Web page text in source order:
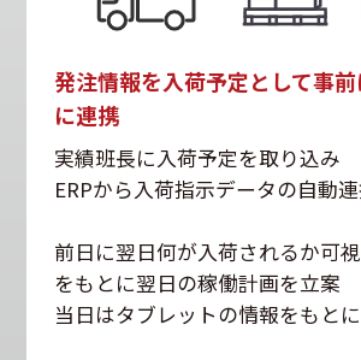
発注情報を入荷予定として事
に連携
実績班長に入荷予定を取り込み
ERPから入荷指示データの自動
前日に翌日何が入荷されるか可
をもとに翌日の稼働計画を立案
当日はタブレットの情報をもと